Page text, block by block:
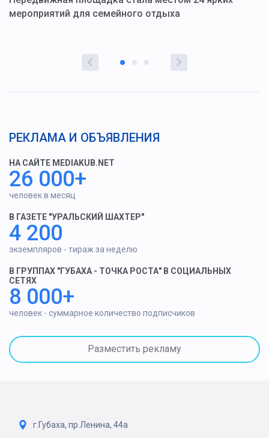
мероприятий для семейного отдыха
РЕКЛАМА И ОБЪЯВЛЕНИЯ
НА САЙТЕ MEDIAKUB.NET
26 000+
человек в месяц
В ГАЗЕТЕ "УРАЛЬСКИЙ ШАХТЕР"
4 200
экземпляров - тираж за неделю
В ГРУППАХ "ГУБАХА - ТОЧКА РОСТА" В СОЦИАЛЬНЫХ
СЕТЯХ
8 000+
человек - суммарное количество подписчиков
Разместить рекламу
г.Губаха, пр.Ленина, 44а